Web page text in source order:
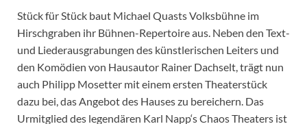
Stück für Stück baut Michael Quasts Volksbühne im
Hirschgraben ihr Bühnen-Repertoire aus. Neben den Text-
und Liederausgrabungen des künstlerischen Leiters und
den Komödien von Hausautor Rainer Dachselt, trägt nun
auch Philipp Mosetter mit einem ersten Theaterstück
dazu bei, das Angebot des Hauses zu bereichern. Das
Urmitglied des legendären Karl Napp‘s Chaos Theaters ist